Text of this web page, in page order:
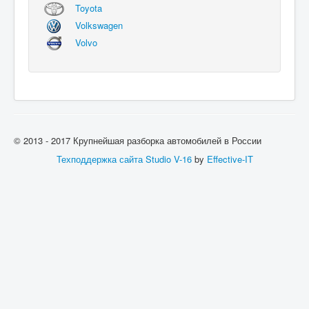
Toyota
Volkswagen
Volvo
© 2013 - 2017 Крупнейшая разборка автомобилей в России
Техподдержка сайта Studio V-16by Effective-IT